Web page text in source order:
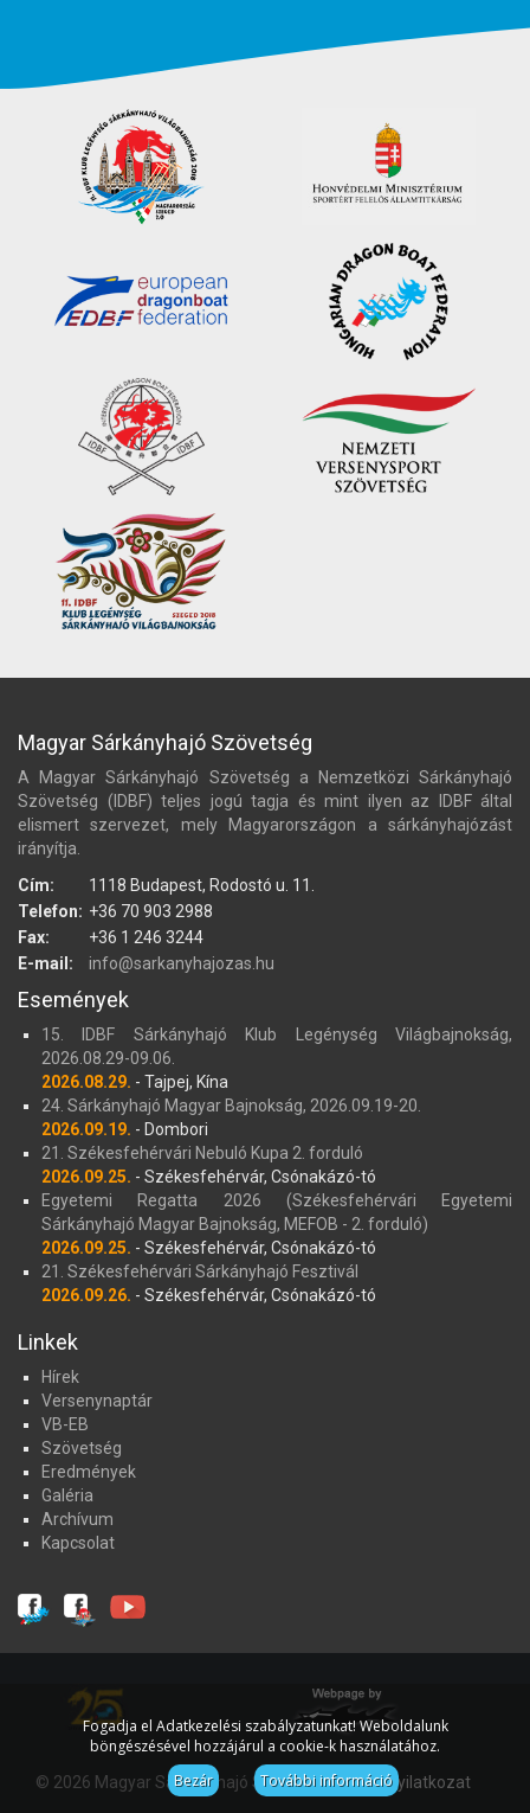
Magyar Sárkányhajó Szövetség
A Magyar Sárkányhajó Szövetség a Nemzetközi Sárkányhajó
Szövetség (IDBF) teljes jogú tagja és mint ilyen az IDBF által
elismert szervezet, mely Magyarországon a sárkányhajózást
irányítja.
Cím:
1118 Budapest, Rodostó u. 11.
Telefon: +36 70 903 2988
Fax:
+36 1 246 3244
E-mail:
info@sarkanyhajozas.hu
Események
15. IDBF Sárkányhajó Klub Legénység Világbajnokság,
2026.08.29-09.06.
2026.08.29. - Tajpej, Kína
24. Sárkányhajó Magyar Bajnokság, 2026.09.19-20.
2026.09.19. - Dombori
21. Székesfehérvári Nebuló Kupa 2. forduló
2026.09.25. - Székesfehérvár, Csónakázó-tó
Egyetemi Regatta 2026 (Székesfehérvári Egyetemi
Sárkányhajó Magyar Bajnokság, MEFOB - 2. forduló)
2026.09.25. - Székesfehérvár, Csónakázó-tó
21. Székesfehérvári Sárkányhajó Fesztivál
2026.09.26. - Székesfehérvár, Csónakázó-tó
Linkek
Hírek
Versenynaptár
VB-EB
Szövetség
Eredmények
Galéria
Archívum
Kapcsolat
© 2026 Magyar Sárkányhajó Szövetség Jognyilatkozat
Fogadja el Adatkezelési szabályzatunkat! Weboldalunk
böngészésével hozzájárul a cookie-k használatához.
Bezár
További információ